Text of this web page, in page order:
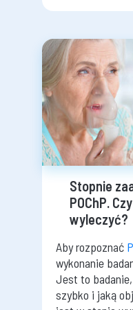
Stopnie
POChP.
wyleczyć?
Aby rozpoznać
wykonanie
Jest to
szybko i jaką